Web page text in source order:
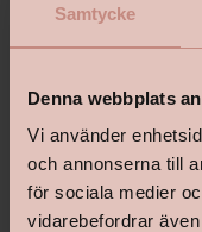
Samtycke
Denna webbplats
Vi använder
och annonserna till
för sociala medier
vidarebefordrar
Specifikationer